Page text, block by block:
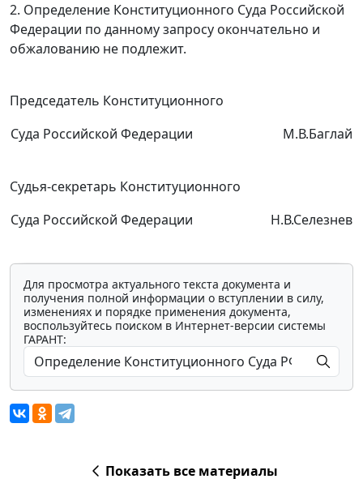
2. Определение Конституционного Суда Российской
Федерации по данному запросу окончательно и
обжалованию не подлежит.
Председатель Конституционного
Суда Российской Федерации
М.В.Баглай
Судья-секретарь Конституционного
Суда Российской Федерации
Н.В.Селезнев
Для просмотра актуального текста документа и
получения полной информации о вступлении в силу,
изменениях и порядке применения документа,
воспользуйтесь поиском в Интернет-версии системы
ГАРАНТ:
Показать все материалы